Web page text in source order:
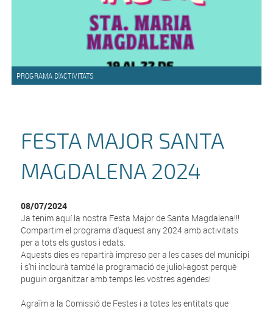
PROGRAMA D'ACTIVITATS
FESTA MAJOR SANTA
MAGDALENA 2024
08/07/2024
Ja tenim aquí la nostra Festa Major de Santa Magdalena!!!
Compartim el programa d'aquest any 2024 amb activitats
per a tots els gustos i edats.
Aquests dies es repartirà impreso per a les cases del municipi
i s'hi inclourà també la programació de juliol-agost perquè
puguin organitzar amb temps les vostres agendes!
Agraïm a la Comissió de Festes i a totes les entitats que